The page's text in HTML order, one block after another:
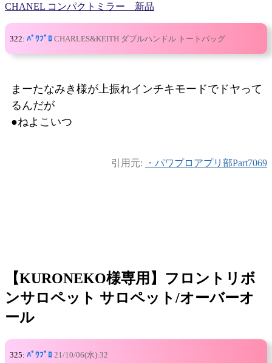
CHANEL コンパクトミラー 新品
322: ﾊﾟﾜﾌﾟﾛ CHARLES&KEITH ダブルハンドル トートバッグ
まーたなみき様が上振れインチキモードでドヤって
るんだが
●ねよこいつ
引用元: ・パワプロアプリ部Part7069
【KURONEKO様専用】フロントリボ
ンサロペット サロペット/オーバーオ
ール
325: ﾊﾟﾜﾌﾟﾛ 21/10/06(水):32